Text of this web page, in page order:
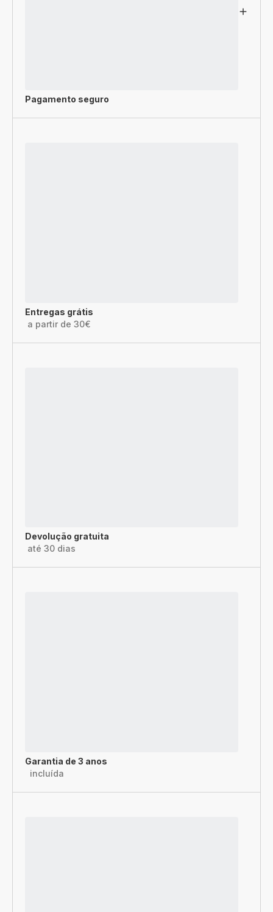
Pagamento seguro
Entregas grátis
a partir de 30€
Devolução gratuita
até 30 dias
Garantia de 3 anos
incluída